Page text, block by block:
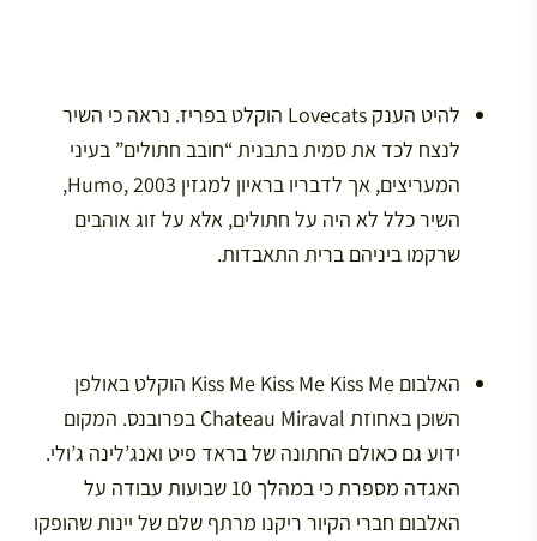
להיט הענק Lovecats הוקלט בפריז. נראה כי השיר
לנצח לכד את סמית בתבנית “חובב חתולים” בעיני
המעריצים, אך לדבריו בראיון למגזין Humo, 2003,
השיר כלל לא היה על חתולים, אלא על זוג אוהבים
שרקמו ביניהם ברית התאבדות.
האלבום Kiss Me Kiss Me Kiss Me הוקלט באולפן
השוכן באחוזת Chateau Miraval בפרובנס. המקום
ידוע גם כאולם החתונה של בראד פיט ואנג’לינה ג’ולי.
האגדה מספרת כי במהלך 10 שבועות עבודה על
האלבום חברי הקיור ריקנו מרתף שלם של יינות שהופקו